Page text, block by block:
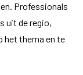
Professionals
uit de regio,
het thema en te